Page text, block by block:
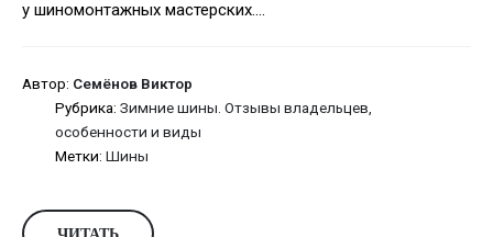
у шиномонтажных мастерских....
Автор: Семёнов Виктор
Рубрика: Зимние шины. Отзывы владельцев,
особенности и виды
Метки: Шины